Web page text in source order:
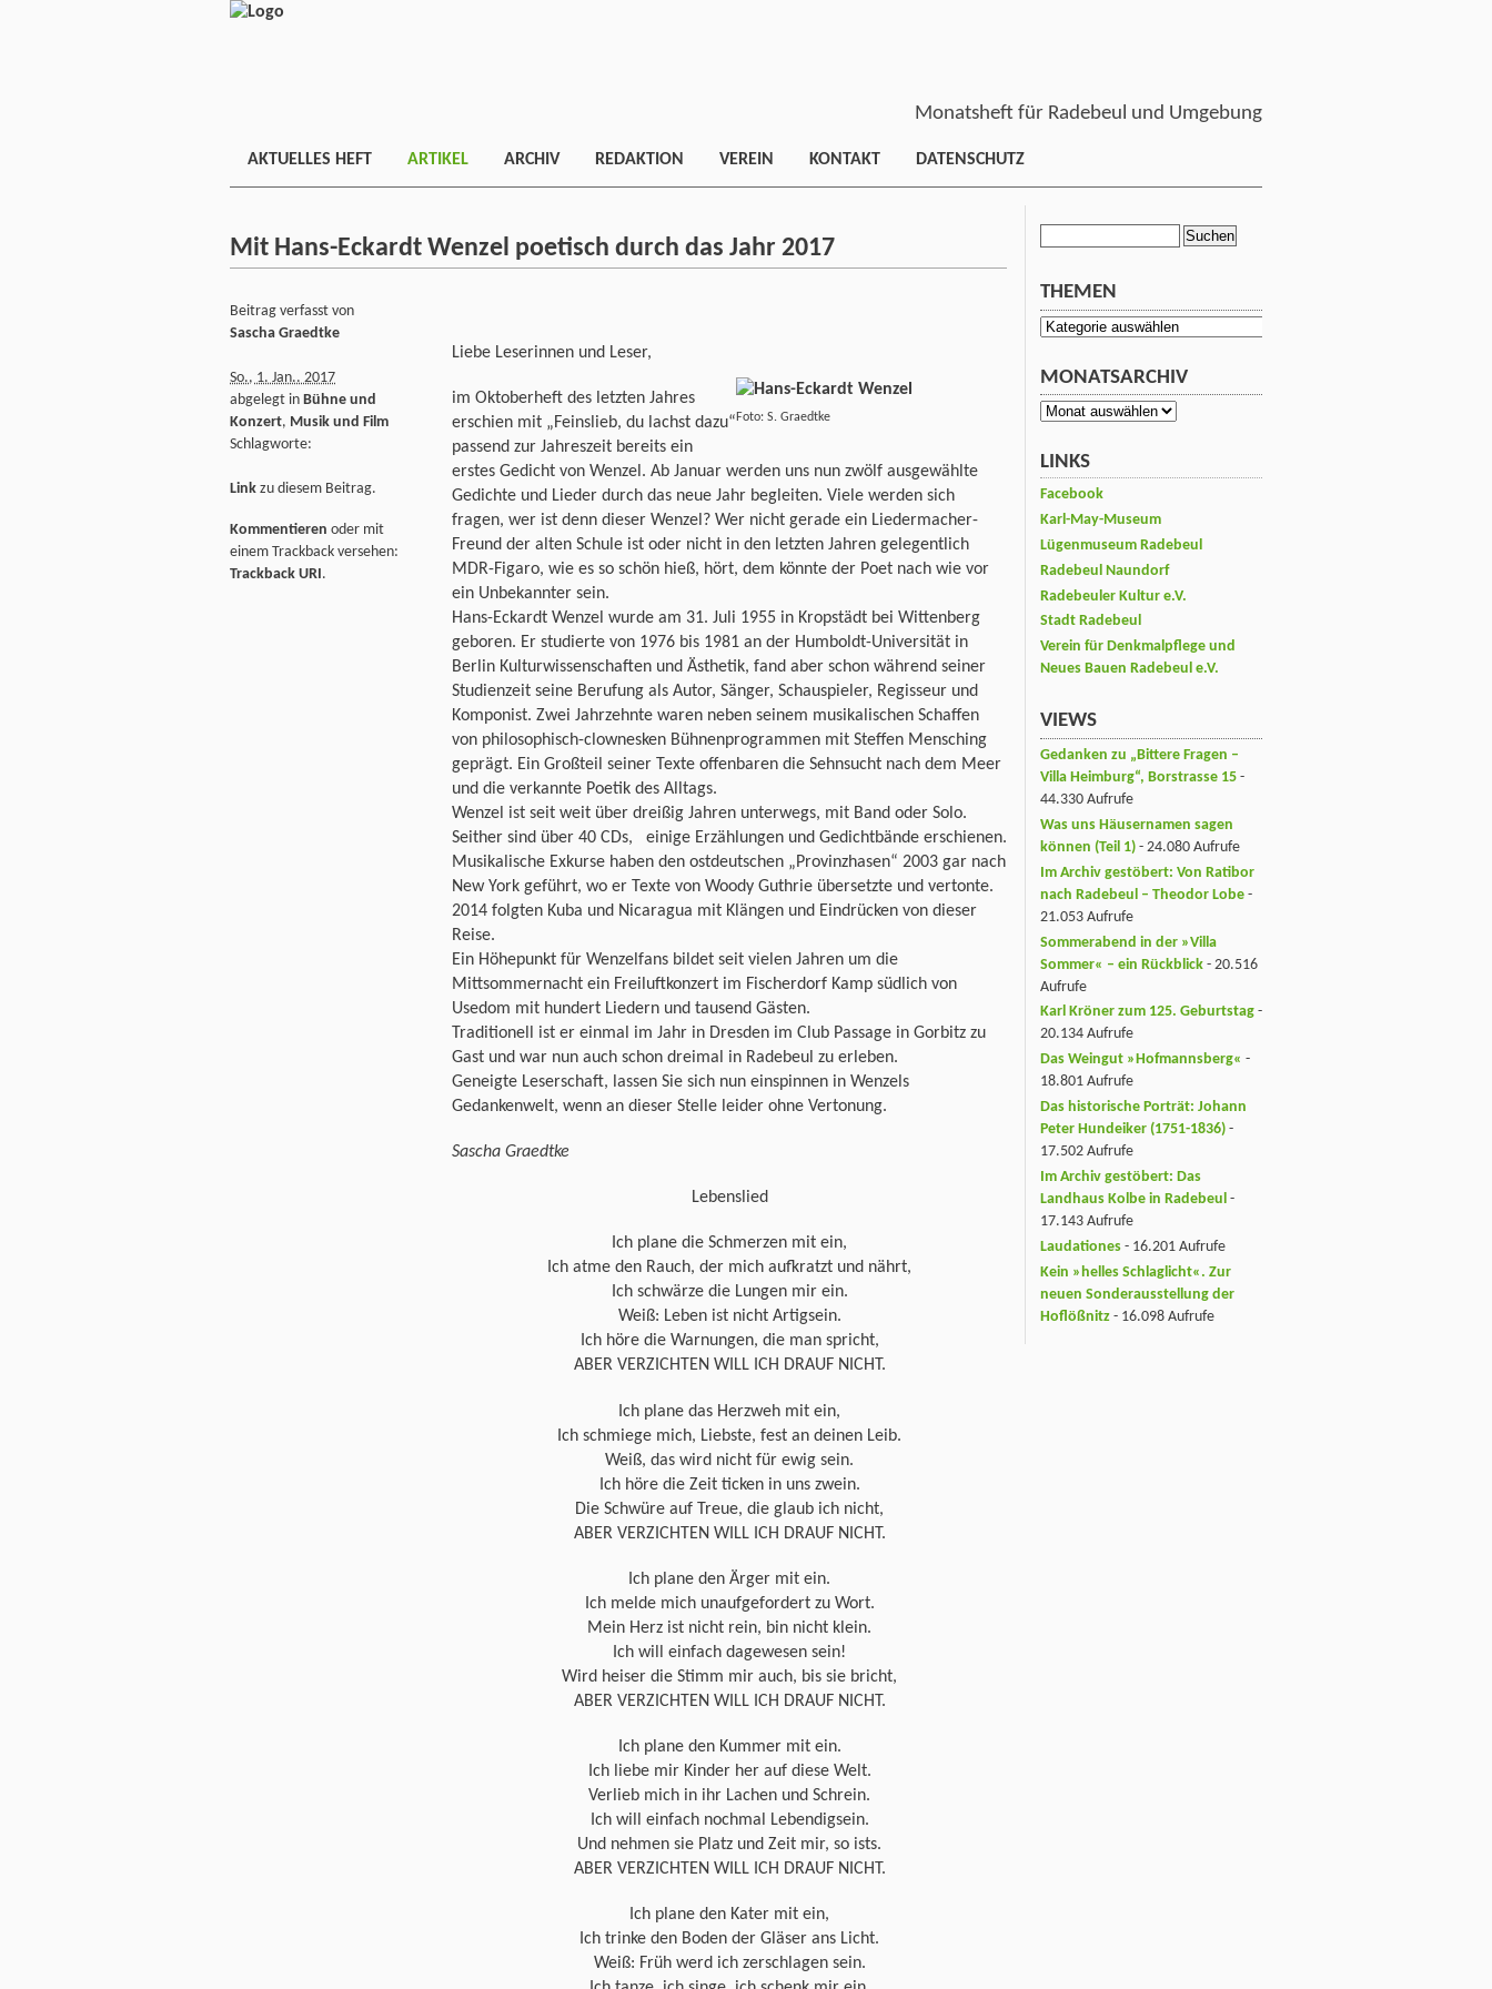
Monatsheft für Radebeul und Umgebung
AKTUELLES HEFT ARTIKEL ARCHIV REDAKTION VEREIN KONTAKT DATENSCHUTZ
Mit Hans-Eckardt Wenzel poetisch durch das Jahr 2017
Liebe Leserinnen und Leser,
Foto: S. Graedtke
im Oktoberheft des letzten Jahres
erschien mit „Feinslieb, du lachst dazu“
passend zur Jahreszeit bereits ein
erstes Gedicht von Wenzel. Ab Januar werden uns nun zwölf ausgewählte
Gedichte und Lieder durch das neue Jahr begleiten. Viele werden sich
fragen, wer ist denn dieser Wenzel? Wer nicht gerade ein Liedermacher-
Freund der alten Schule ist oder nicht in den letzten Jahren gelegentlich
MDR-Figaro, wie es so schön hieß, hört, dem könnte der Poet nach wie vor
ein Unbekannter sein.
Hans-Eckardt Wenzel wurde am 31. Juli 1955 in Kropstädt bei Wittenberg
geboren. Er studierte von 1976 bis 1981 an der Humboldt-Universität in
Berlin Kulturwissenschaften und Ästhetik, fand aber schon während seiner
Studienzeit seine Berufung als Autor, Sänger, Schauspieler, Regisseur und
Komponist. Zwei Jahrzehnte waren neben seinem musikalischen Schaffen
von philosophisch-clownesken Bühnenprogrammen mit Steffen Mensching
geprägt. Ein Großteil seiner Texte offenbaren die Sehnsucht nach dem Meer
und die verkannte Poetik des Alltags.
Wenzel ist seit weit über dreißig Jahren unterwegs, mit Band oder Solo.
Seither sind über 40 CDs, einige Erzählungen und Gedichtbände erschienen.
Musikalische Exkurse haben den ostdeutschen „Provinzhasen“ 2003 gar nach
New York geführt, wo er Texte von Woody Guthrie übersetzte und vertonte.
2014 folgten Kuba und Nicaragua mit Klängen und Eindrücken von dieser
Reise.
Ein Höhepunkt für Wenzelfans bildet seit vielen Jahren um die
Mittsommernacht ein Freiluftkonzert im Fischerdorf Kamp südlich von
Usedom mit hundert Liedern und tausend Gästen.
Traditionell ist er einmal im Jahr in Dresden im Club Passage in Gorbitz zu
Gast und war nun auch schon dreimal in Radebeul zu erleben.
Geneigte Leserschaft, lassen Sie sich nun einspinnen in Wenzels
Gedankenwelt, wenn an dieser Stelle leider ohne Vertonung.
Sascha Graedtke
Lebenslied
Ich plane die Schmerzen mit ein,
Ich atme den Rauch, der mich aufkratzt und nährt,
Ich schwärze die Lungen mir ein.
Weiß: Leben ist nicht Artigsein.
Ich höre die Warnungen, die man spricht,
ABER VERZICHTEN WILL ICH DRAUF NICHT.
Ich plane das Herzweh mit ein,
Ich schmiege mich, Liebste, fest an deinen Leib.
Weiß, das wird nicht für ewig sein.
Ich höre die Zeit ticken in uns zwein.
Die Schwüre auf Treue, die glaub ich nicht,
ABER VERZICHTEN WILL ICH DRAUF NICHT.
Ich plane den Ärger mit ein.
Ich melde mich unaufgefordert zu Wort.
Mein Herz ist nicht rein, bin nicht klein.
Ich will einfach dagewesen sein!
Wird heiser die Stimm mir auch, bis sie bricht,
ABER VERZICHTEN WILL ICH DRAUF NICHT.
Ich plane den Kummer mit ein.
Ich liebe mir Kinder her auf diese Welt.
Verlieb mich in ihr Lachen und Schrein.
Ich will einfach nochmal Lebendigsein.
Und nehmen sie Platz und Zeit mir, so ists.
ABER VERZICHTEN WILL ICH DRAUF NICHT.
Ich plane den Kater mit ein,
Ich trinke den Boden der Gläser ans Licht.
Weiß: Früh werd ich zerschlagen sein.
Beitrag verfasst von
Sascha Graedtke
So., 1. Jan.. 2017
abgelegt in Bühne und
Konzert, Musik und Film
Schlagworte:
Link zu diesem Beitrag.
Kommentieren oder mit
einem Trackback versehen:
Trackback URI.
THEMEN
Themen
MONATSARCHIV
Monatsarchiv
LINKS
Facebook
Karl-May-Museum
Lügenmuseum Radebeul
Radebeul Naundorf
Radebeuler Kultur e.V.
Stadt Radebeul
Verein für Denkmalpflege und
Neues Bauen Radebeul e.V.
VIEWS
Gedanken zu „Bittere Fragen –
Villa Heimburg“, Borstrasse 15 -
44.330 Aufrufe
Was uns Häusernamen sagen
können (Teil 1) - 24.080 Aufrufe
Im Archiv gestöbert: Von Ratibor
nach Radebeul – Theodor Lobe -
21.053 Aufrufe
Sommerabend in der »Villa
Sommer« – ein Rückblick - 20.516
Aufrufe
Karl Kröner zum 125. Geburtstag -
20.134 Aufrufe
Das Weingut »Hofmannsberg« -
18.801 Aufrufe
Das historische Porträt: Johann
Peter Hundeiker (1751-1836) -
17.502 Aufrufe
Im Archiv gestöbert: Das
Landhaus Kolbe in Radebeul -
17.143 Aufrufe
Laudationes - 16.201 Aufrufe
Kein »helles Schlaglicht«. Zur
neuen Sonderausstellung der
Hoflößnitz - 16.098 Aufrufe